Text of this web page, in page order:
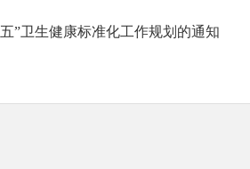
”卫生健康标准化工作规划的通知